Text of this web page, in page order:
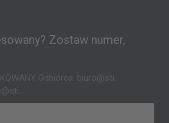
Zostaw numer,
Odbiorca: biuro@sti..